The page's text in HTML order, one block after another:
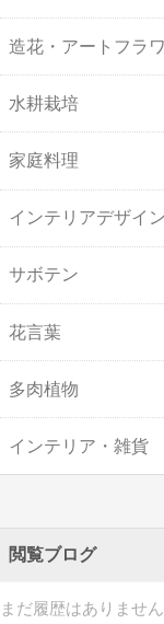
造花・アートフラ
水耕栽培
家庭料理
インテリアデザイン
サボテン
花言葉
多肉植物
インテリア・雑貨
閲覧ブログ
まだ履歴はありません